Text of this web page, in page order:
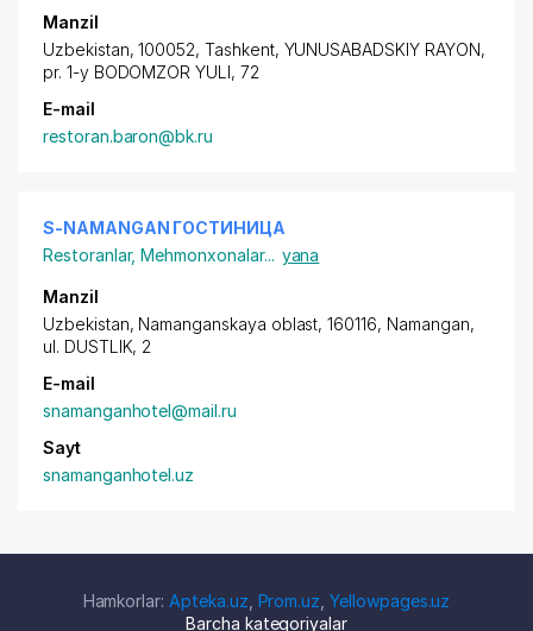
Manzil
Uzbekistan, 100052, Tashkent, YUNUSABADSKIY RAYON,
pr. 1-y BODOMZOR YULI, 72
E-mail
restoran.baron@bk.ru
S-NAMANGAN ГОСТИНИЦА
Restoranlar,Mehmonxonalar... yana
Manzil
Uzbekistan, Namanganskaya oblast, 160116, Namangan,
ul. DUSTLIK, 2
E-mail
snamanganhotel@mail.ru
Sayt
snamanganhotel.uz
Hamkorlar: Apteka.uz Prom.uz ,Yellowpages.uz
Barcha kategoriyalar